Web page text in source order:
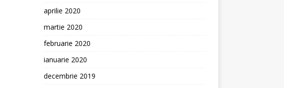
aprilie 2020
martie 2020
februarie 2020
ianuarie 2020
decembrie 2019